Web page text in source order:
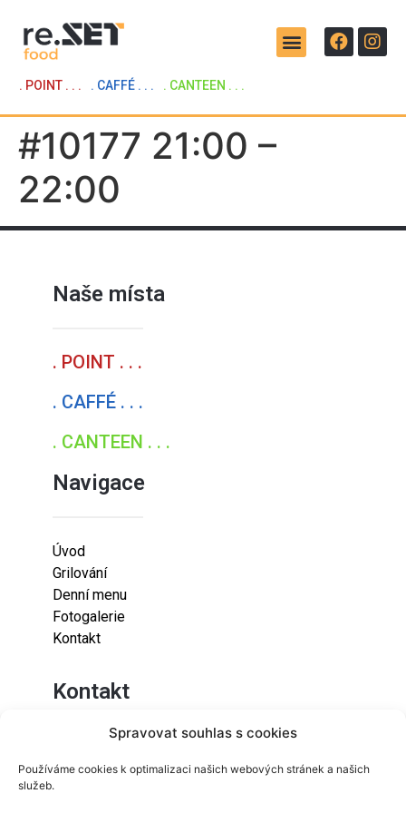
Spravovat souhlas s cookies
Používáme cookies k optimalizaci našich webových stránek a našich
služeb.
. POINT . . . . CAFFÉ . . . . CANTEEN . . .
#10177 21:00 –
22:00
Naše místa
. POINT . . .
. CAFFÉ . . .
. CANTEEN . . .
Navigace
Úvod
Grilování
Denní menu
Fotogalerie
Kontakt
Kontakt
Lazaretní 925/9